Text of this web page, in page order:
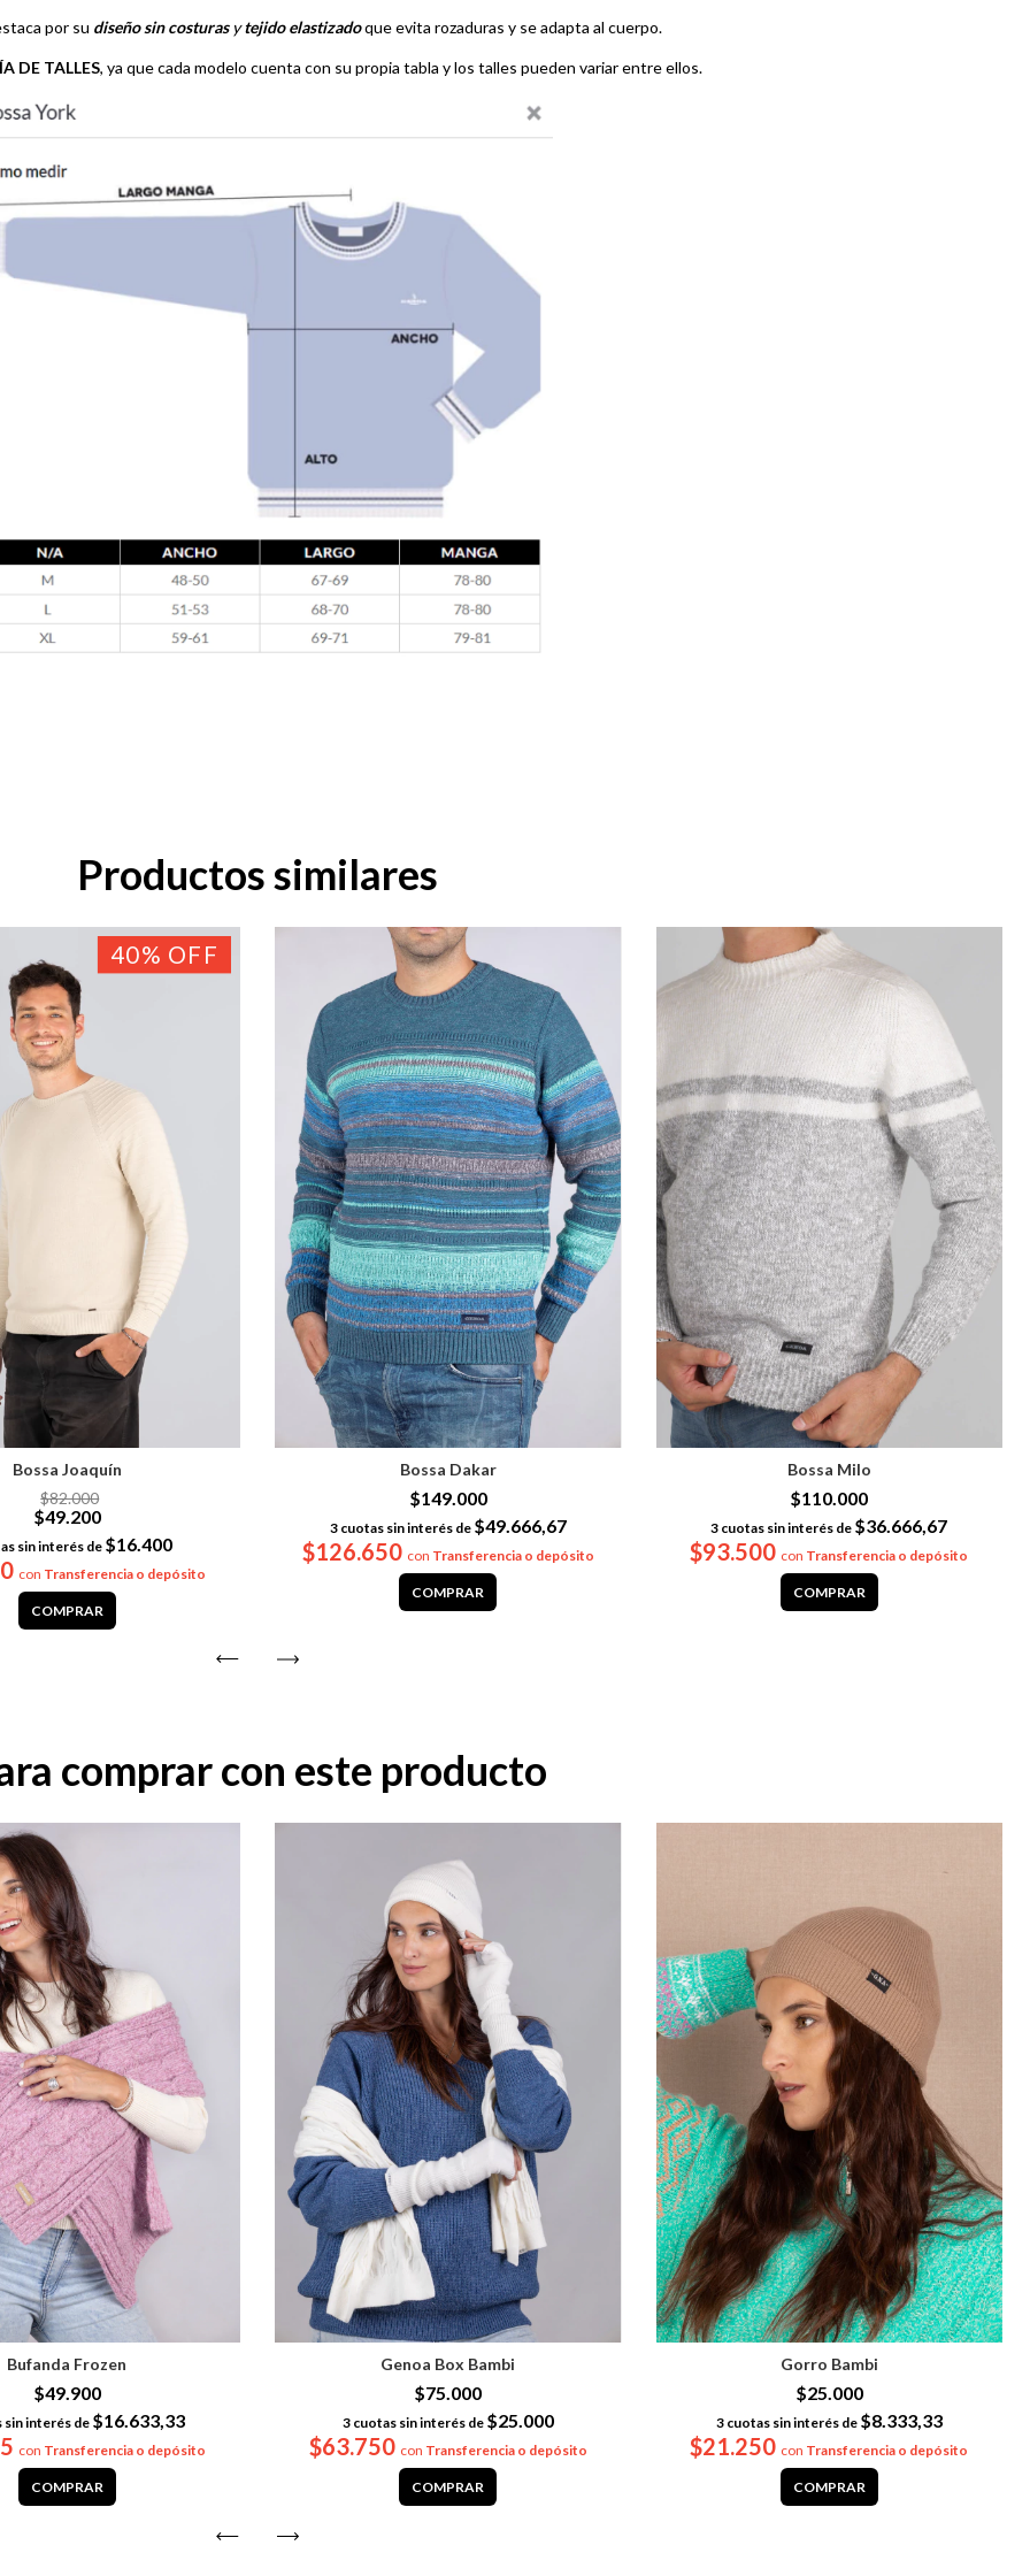
por su diseño sin costurasytejido elastizadoque evita rozaduras y se adapta al cuerpo.
DE TALLES, ya que cada modelo cuenta con su propia tabla y los talles pueden variar entre ellos.
Productos similares
40% OFF
Bossa Joaquín
$49.200
$82.000
con Transferencia o depósito
sin interés de $16.400
COMPRAR
Bossa Dakar
$149.000
$126.650 con Transferencia o depósito
3 cuotas sin interés de $49.666,67
COMPRAR
Bossa Milo
$110.000
$93.500 con Transferencia o depósito
3 cuotas sin interés de $36.666,67
COMPRAR
comprar con este producto
Bufanda Frozen
$49.900
con Transferencia o depósito
sin interés de $16.633,33
COMPRAR
Genoa Box Bambi
$75.000
$63.750 con Transferencia o depósito
3 cuotas sin interés de $25.000
COMPRAR
Gorro Bambi
$25.000
$21.250 con Transferencia o depósito
3 cuotas sin interés de $8.333,33
COMPRAR